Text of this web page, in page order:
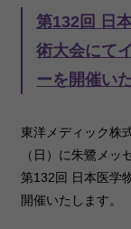
第132回 日
術大会にて
ーを開催い
東洋メディック株
（日）に朱鷺メ
第132回 日本医学
開催いたします。